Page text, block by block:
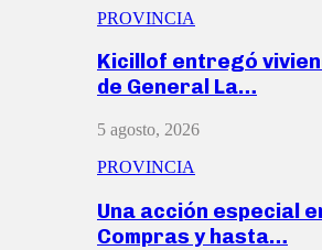
PROVINCIA
Kicillof entregó
de General La…
5 agosto, 2026
PROVINCIA
Una acción especial
Compras y hasta…